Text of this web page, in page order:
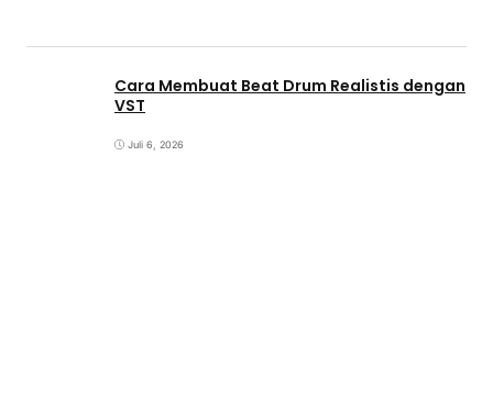
Cara Membuat Beat Drum Realistis dengan
VST
Juli 6, 2026